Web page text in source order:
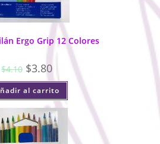
Ergo Grip 12 Colores
$4.10 $3.80
al carrito